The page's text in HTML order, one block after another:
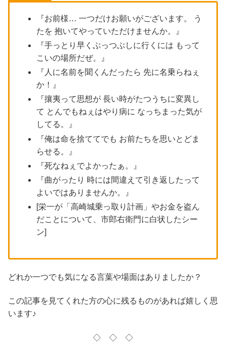
『お前様… 一つだけお願いがございます。 う
たを 抱いてやっていただけませんか。』
『手っとり早くぶっつぶしに行くには もって
こいの場所だぜ。』
『人に名前を聞くんだったら 先に名乗らねぇ
か！』
『攘夷って思想が 長い時がたつうちに変異し
て とんでもねぇはやり病に なっちまった気が
してる。』
『俺は命を捨ててでも お前たちを思いとどま
らせる。』
『死なねぇでよかったぁ。』
『曲がったり 時には間違えて引き返したって
よいではありませんか。』
[栄一が「高崎城乗っ取り計画」やお金を盗ん
だことについて、市郎右衛門に白状したシー
ン]
どれか一つでも気になる言葉や場面はありましたか？
この記事を見てくれた方の心に残るものがあれば嬉しく思
います♪
◇ ◇ ◇